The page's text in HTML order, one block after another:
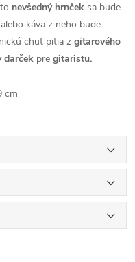
nevšedný hrnček sa bude
káva z neho bude
chuť pitia z gitarového
darček pre gitaristu.
cm